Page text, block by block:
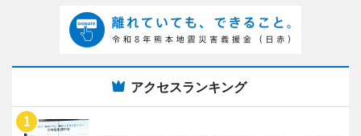
アクセスランキング